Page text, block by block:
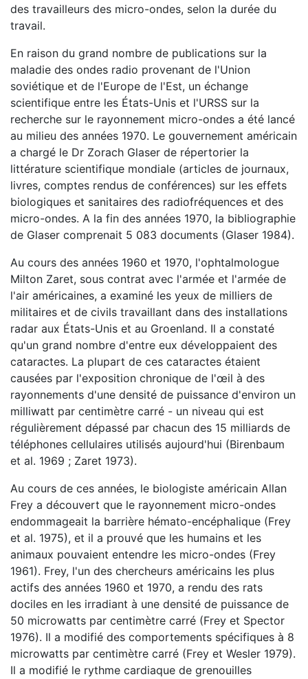
des travailleurs des micro-ondes, selon la durée du
travail.
En raison du grand nombre de publications sur la
maladie des ondes radio provenant de l'Union
soviétique et de l'Europe de l'Est, un échange
scientifique entre les États-Unis et l'URSS sur la
recherche sur le rayonnement micro-ondes a été lancé
au milieu des années 1970. Le gouvernement américain
a chargé le Dr Zorach Glaser de répertorier la
littérature scientifique mondiale (articles de journaux,
livres, comptes rendus de conférences) sur les effets
biologiques et sanitaires des radiofréquences et des
micro-ondes. A la fin des années 1970, la bibliographie
de Glaser comprenait 5 083 documents (Glaser 1984).
Au cours des années 1960 et 1970, l'ophtalmologue
Milton Zaret, sous contrat avec l'armée et l'armée de
l'air américaines, a examiné les yeux de milliers de
militaires et de civils travaillant dans des installations
radar aux États-Unis et au Groenland. Il a constaté
qu'un grand nombre d'entre eux développaient des
cataractes. La plupart de ces cataractes étaient
causées par l'exposition chronique de l'œil à des
rayonnements d'une densité de puissance d'environ un
milliwatt par centimètre carré - un niveau qui est
régulièrement dépassé par chacun des 15 milliards de
téléphones cellulaires utilisés aujourd'hui (Birenbaum
et al. 1969 ; Zaret 1973).
Au cours de ces années, le biologiste américain Allan
Frey a découvert que le rayonnement micro-ondes
endommageait la barrière hémato-encéphalique (Frey
et al. 1975), et il a prouvé que les humains et les
animaux pouvaient entendre les micro-ondes (Frey
1961). Frey, l'un des chercheurs américains les plus
actifs des années 1960 et 1970, a rendu des rats
dociles en les irradiant à une densité de puissance de
50 microwatts par centimètre carré (Frey et Spector
1976). Il a modifié des comportements spécifiques à 8
microwatts par centimètre carré (Frey et Wesler 1979).
Il a modifié le rythme cardiaque de grenouilles